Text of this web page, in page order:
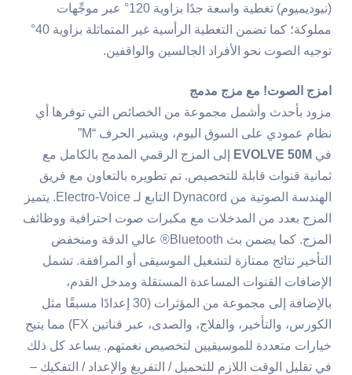
(نيوديميوم) تغطية واسعة جدًا بزاوية 120° عبر موجِّهات
مملوكة؛ كما تضمن التغطية الرأسية غير المتماثلة بزاوية 40°
توجيه الصوت نحو الأفراد الجالسين والواقفين.
امزج الصوت! مع مزج مدمج
مزود بأحدث وأشمل مجموعة من الخصائص التي توفرها أي
نظام عمودي على السوق اليوم، ويشير الحرف “M”
في EVOLVE 50M
إلى المزج الرقمي المدمج بالكامل مع
ثمانية قنوات قابلة للتخصيص. تم تطويره بالتعاون مع فريق
الهندسة الصوتية من Dynacord التابع لـ Electro-Voice. يتميز
المزج بعدد من المدخلات مع مكبرات صوت احترافية ووظائف
المزج. كما يضمن بث Bluetooth® عالي الدقة ومنخفض
التأخير نتائج ممتازة لتشغيل الموسيقى أو المرافقة. تشمل
الإضافات القنوات المساعدة المستقلة ومدخل القدم،
بالإضافة إلى مجموعة من المؤثرات (30 إعدادًا مسبقًا مثل
الكورس، والتأخير، والفلاج، والصدى، عبر قناتين FX) مما يتيح
خيارات متعددة للموسيقيين لتخصيص نغمتهم. يساعد كل ذلك
في تقليل الوقت اللازم للتحميل / التفريغ والإعداد / التفكيك –